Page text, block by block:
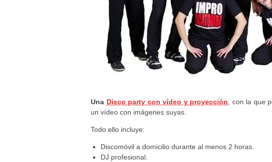
Una Disco party con vídeo y proyección, con la que
un vídeo con imágenes suyas.
Todo ello incluye:
Discomóvil a domicilio durante al menos 2 horas.
DJ profesional.